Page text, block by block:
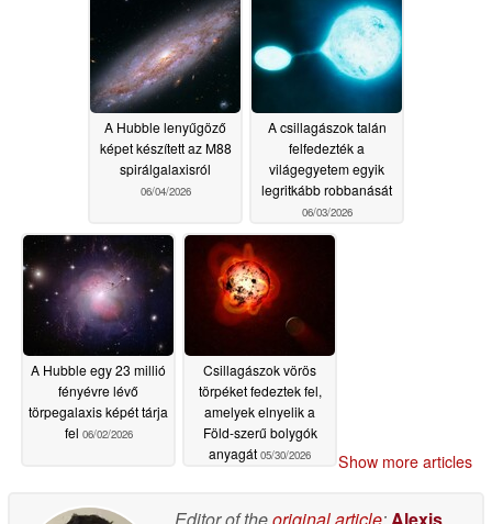
A Hubble lenyűgöző
képet készített az M88
spirálgalaxisról
06/04/2026
A csillagászok talán
felfedezték a
világegyetem egyik
legritkább robbanását
06/03/2026
A Hubble egy 23 millió
fényévre lévő
törpegalaxis képét tárja
fel 06/02/2026
Csillagászok vörös
törpéket fedeztek fel,
amelyek elnyelik a
Föld-szerű bolygók
anyagát 05/30/2026 Show more articles